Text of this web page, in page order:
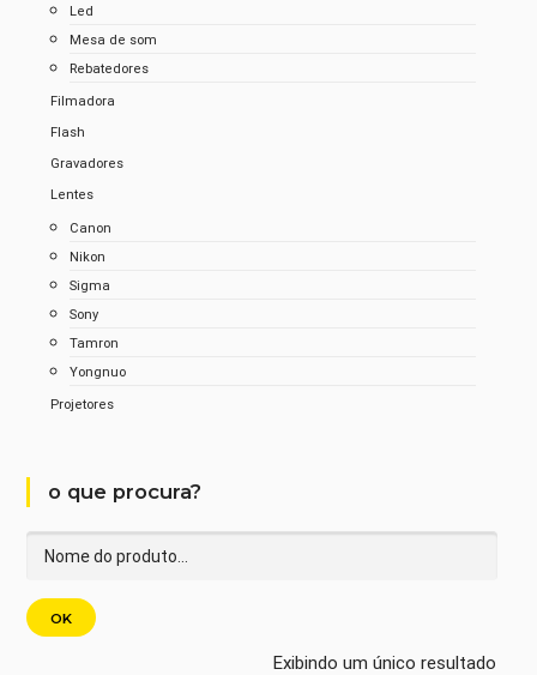
Led
Mesa de som
Rebatedores
Filmadora
Flash
Gravadores
Lentes
Canon
Nikon
Sigma
Sony
Tamron
Yongnuo
Projetores
o que procura?
Exibindo um único resultado